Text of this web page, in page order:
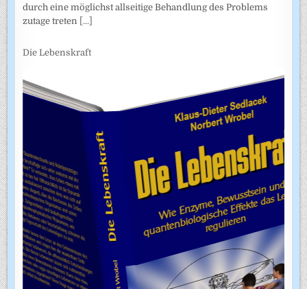
durch eine möglichst allseitige Behandlung des Problems
zutage treten [...]
Die Lebenskraft